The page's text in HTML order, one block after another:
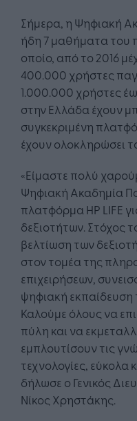
Σήμερα, η Ψηφιακή
ήδη 7 μαθήματα του
οποίο, από το 2016
400.000 χρήστες
1.000.000 χρήστες
στην Ελλάδα έχουν
συγκεκριμένη
έχουν ολοκληρώσει
«Είμαστε πολύ
Ψηφιακή Ακαδημία
πλατφόρμα HP LIFE
δεξιοτήτων. Στόχος
βελτίωση των
στον τομέα της
επιχειρήσεων,
ψηφιακή
Καλούμε όλους να
πύλη και να
εμπλουτίσουν τις
τεχνολογίες, εύκολα
δήλωσε ο Γενικός
Νίκος Χρηστάκης.